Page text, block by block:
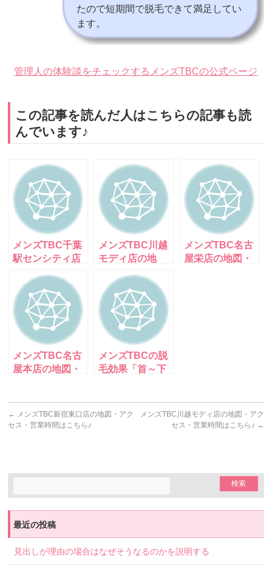
たので短期間で脱毛できて満足してい
ます。
管理人の体験談をチェックする メンズTBCの公式ページ
この記事を読んだ人はこちらの記事も読
んでいます♪
メンズTBC千葉
駅センシティ店
ス・営業時間は
こちら♪
メンズTBC川越
モディ店の地
営業時間はこち
ら♪
メンズTBC名古
屋栄店の地図・
メンズTBC名古
屋本店の地図・
メンズTBCの脱
毛効果「首～下
← メンズTBC新宿東口店の地図・アク
セス・営業時間はこちら♪
メンズTBC川越モディ店の地図・アク
セス・営業時間はこちら♪ →
最近の投稿
見出しが理由の場合はなぜそうなるのかを説明する